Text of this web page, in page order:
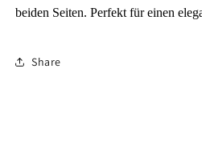
beiden Seiten. Perfekt für einen
Share